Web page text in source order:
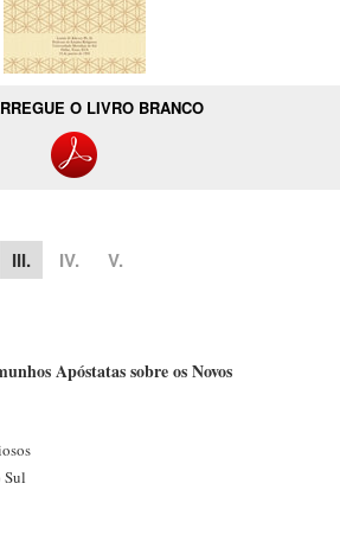
O LIVRO BRANCO
III. IV. V.
Apóstatas sobre os Novos
Sul